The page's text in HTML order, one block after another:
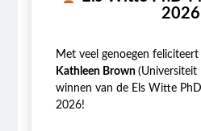
2026
Met veel genoegen
Kathleen Brown (Universiteit
winnen van de Els Witte
2026!